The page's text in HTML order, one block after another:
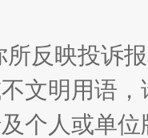
异人”王建安的艺术幻境
所反映投诉
文明用语
个人或单